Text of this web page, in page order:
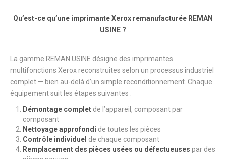
Qu’est-ce qu’une imprimante Xerox remanufacturée REMAN
USINE ?
La gamme REMAN USINE désigne des imprimantes
multifonctions Xerox reconstruites selon un processus industriel
complet — bien au-delà d’un simple reconditionnement. Chaque
équipement suit les étapes suivantes :
Démontage complet de l’appareil, composant par
composant
Nettoyage approfondi de toutes les pièces
Contrôle individuel de chaque composant
Remplacement des pièces usées ou défectueuses par des